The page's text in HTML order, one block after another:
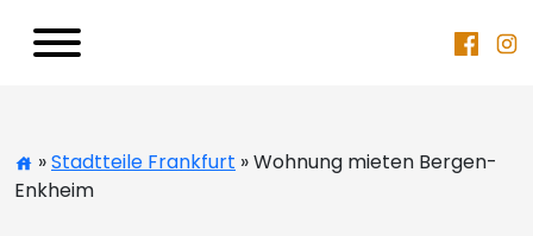
»Stadtteile Frankfurt » Wohnung mieten Bergen-
Enkheim